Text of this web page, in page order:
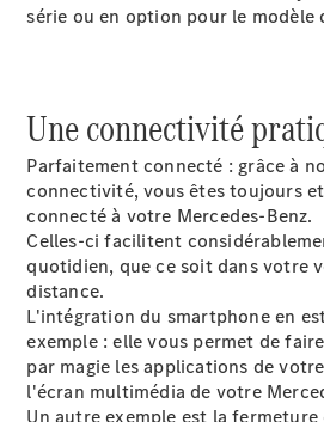
stock
Configurez
votre
véhicule
Cabriolets/Roadsters
Tous les
série ou en option pour le modèle
Une connectivité
Parfaitement connecté : grâce à
connectivité, vous êtes toujours
connecté à votre Mercedes-Benz.
Celles-ci facilitent
quotidien, que ce soit dans votre
distance.
L'intégration du smartphone en
exemple : elle vous permet de
par magie les applications de
l'écran multimédia de votre
Un autre exemple est la